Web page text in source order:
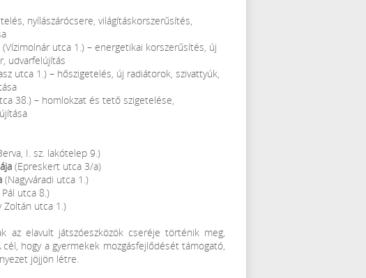
nyílászárócsere, világításkorszerűsítés,
(Vízimolnár utca 1.) – energetikai korszerűsítés, új
udvarfelújítás
utca 1.) – hőszigetelés, új radiátorok, szivattyúk,
38.) – homlokzat és tető szigetelése,
I. sz. lakótelep 9.)
(Epreskert utca 3/a)
(Nagyváradi utca 1.)
utca 8.)
Zoltán utca 1.)
az elavult játszóeszközök cseréje történik meg,
hogy a gyermekek mozgásfejlődését támogató,
jöjjön létre.